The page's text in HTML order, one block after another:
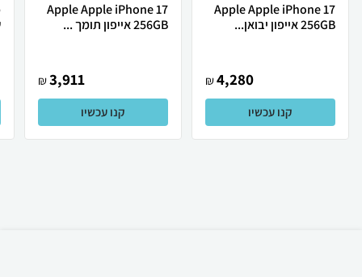
Apple Apple iPhone 17
256GB אייפון יבואן...
4,280
₪
קנו עכשיו
Apple Apple iPhone 17
256GB אייפון תומך ...
3,911
₪
קנו עכשיו